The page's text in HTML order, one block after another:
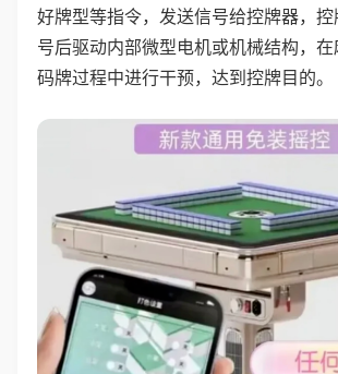
好牌型等指令，发送信号给控牌器，
号后驱动内部微型电机或机械结构，在
码牌过程中进行干预，达到控牌目的。